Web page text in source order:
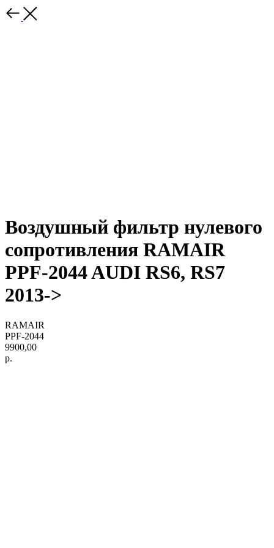
Воздушный фильтр нулевого
сопротивления RAMAIR
PPF-2044 AUDI RS6, RS7
2013->
RAMAIR
PPF-2044
9900,00
р.